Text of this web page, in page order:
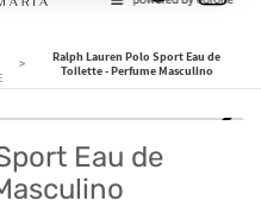
Ralph Lauren Polo Sport Eau de
Toilette - Perfume Masculino
Eau de